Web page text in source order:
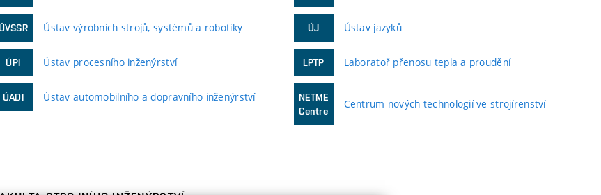
Ústav výrobních strojů, systémů a robotiky
ÚPI Ústav procesního inženýrství
ÚADI Ústav automobilního a dopravního inženýrství
ÚJ Ústav jazyků
LPTP Laboratoř přenosu tepla a proudění
NETME
Centre
Centrum nových technologií ve strojírenství